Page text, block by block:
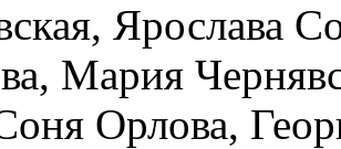
Ярослава
Мария
Орлова,